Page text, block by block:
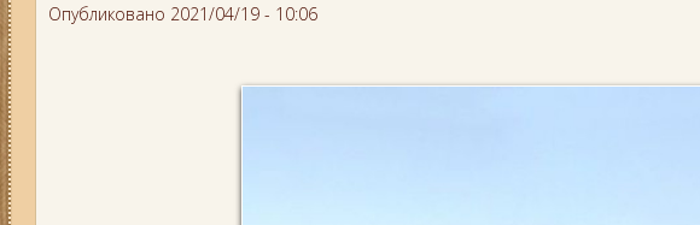
Опубликовано 2021/04/19 - 10:06